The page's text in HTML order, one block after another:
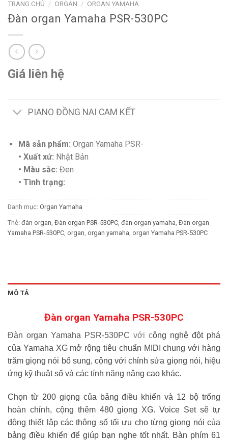
TRANG CHỦ / ORGAN / ORGAN YAMAHA
Đàn organ Yamaha PSR-530PC
Giá liên hệ
PIANO ĐỒNG NAI CAM KẾT
Mã sản phẩm: Organ Yamaha PSR-
• Xuất xứ: Nhật Bản
• Màu sắc: Đen
• Tình trạng:
Danh mục: Organ Yamaha
Thẻ: đàn organ, Đàn organ PSR-530PC, đàn organ yamaha, Đàn organ
Yamaha PSR-530PC, organ, organ yamaha, organ Yamaha PSR-530PC
MÔ TẢ
Đàn organ Yamaha PSR-530PC
Đàn organ Yamaha PSR-530PC với công nghệ đột phá
của Yamaha XG mở rộng tiêu chuẩn MIDI chung với hàng
trăm giọng nói bổ sung, cộng với chỉnh sửa giọng nói, hiệu
ứng kỹ thuật số và các tính năng nâng cao khác.
Chọn từ 200 giọng của bảng điều khiển và 12 bộ trống
hoàn chỉnh, cộng thêm 480 giọng XG. Voice Set sẽ tự
động thiết lập các thông số tối ưu cho từng giọng nói của
bảng điều khiển để giúp bạn nghe tốt nhất. Bàn phím 61